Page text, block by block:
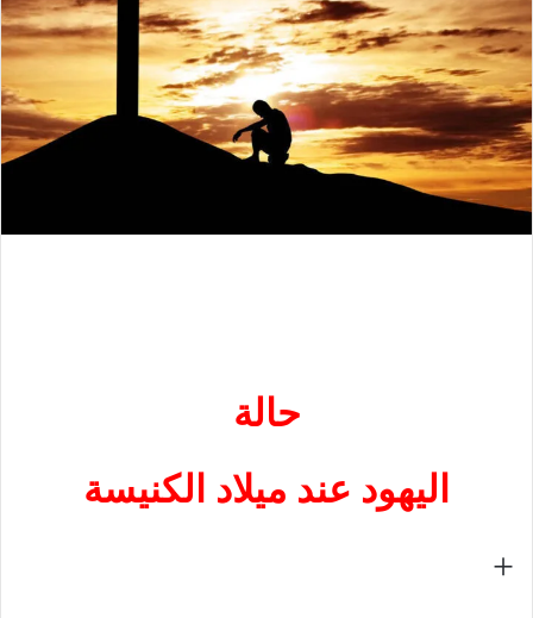
حالة
اليهود عند ميلاد الكنيسة
+